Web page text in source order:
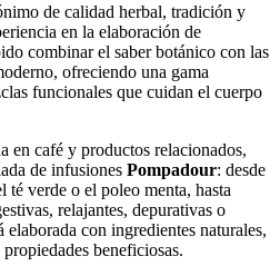
de calidad herbal, tradición y
en la elaboración de
combinar el saber botánico con las
ofreciendo una gama
funcionales que cuidan el cuerpo
en café y productos relacionados,
de infusiones Pompadour: desde
té verde o el poleo menta, hasta
relajantes, depurativas o
elaborada con ingredientes naturales,
beneficiosas.